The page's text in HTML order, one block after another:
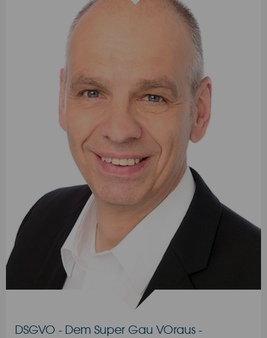
DSGVO - Dem Super Gau VOraus -